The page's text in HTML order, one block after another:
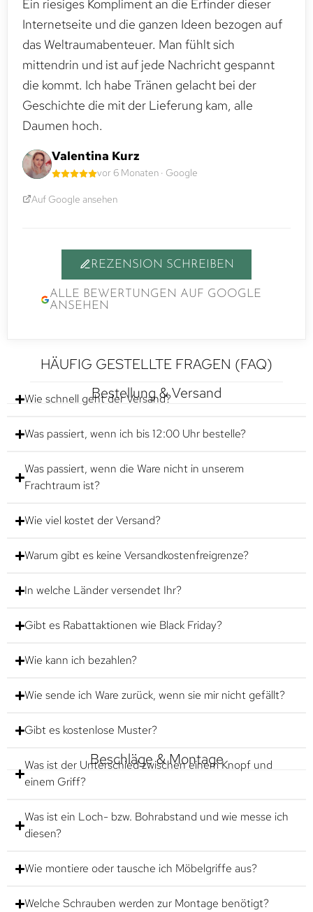
Ein riesiges Kompliment an die Erfinder dieser
Internetseite und die ganzen Ideen bezogen auf
das Weltraumabenteuer. Man fühlt sich
mittendrin und ist auf jede Nachricht gespannt
die kommt. Ich habe Tränen gelacht bei der
Geschichte die mit der Lieferung kam, alle
Daumen hoch.
Valentina Kurz
vor 6 Monaten · Google
Auf Google ansehen
REZENSION SCHREIBEN
ALLE BEWERTUNGEN AUF GOOGLE
ANSEHEN
HÄUFIG GESTELLTE FRAGEN (FAQ)
Bestellung & Versand
Wie schnell geht der Versand?
Was passiert, wenn ich bis 12:00 Uhr bestelle?
Was passiert, wenn die Ware nicht in unserem
Frachtraum ist?
Wie viel kostet der Versand?
Warum gibt es keine Versandkostenfreigrenze?
In welche Länder versendet Ihr?
Gibt es Rabattaktionen wie Black Friday?
Wie kann ich bezahlen?
Wie sende ich Ware zurück, wenn sie mir nicht gefällt?
Gibt es kostenlose Muster?
Beschläge & Montage
Was ist der Unterschied zwischen einem Knopf und
einem Griff?
Was ist ein Loch- bzw. Bohrabstand und wie messe ich
diesen?
Wie montiere oder tausche ich Möbelgriffe aus?
Welche Schrauben werden zur Montage benötigt?